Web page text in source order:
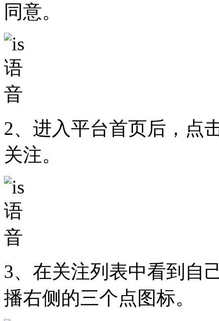
同意。
2、进入平台首页后，点
关注。
3、在关注列表中看到自
播右侧的三个点图标。